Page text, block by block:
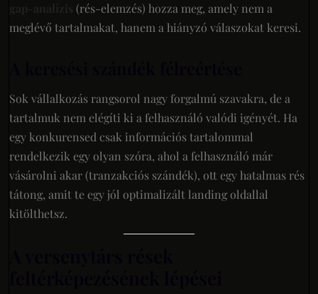
gap-analízis (rés-elemzés) hozza meg, amely nem a
meglévő tartalmakat, hanem a hiányzó válaszokat keresi.
Sok vállalkozás rangsorol nagy forgalmú szavakra, de a
tartalmuk nem elégíti ki a felhasználó valódi igényét. Ha
egy konkurensed csak információs tartalommal
rendelkezik egy olyan szóra, ahol a felhasználó már
vásárolni akar (tranzakciós szándék), ott egy hatalmas rés
tátong, amit te egy jól optimalizált landing oldallal
kitölthetsz.